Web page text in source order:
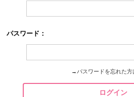
パスワード：
→ パスワードを忘れた方
ログイン